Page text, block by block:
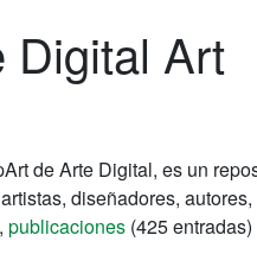
Digital Art
de Arte Digital, es un
diseñadores,
publicaciones (425 entradas)